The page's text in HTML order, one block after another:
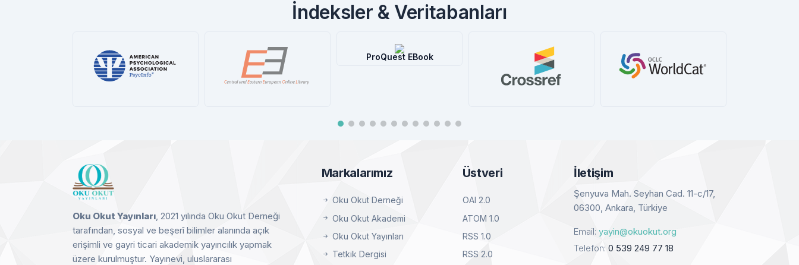
İndeksler & Veritabanları
ProQuest EBook
Central®
Detay
Crossref
Oku Okut Yayınları, 2021 yılında Oku Okut Derneği
tarafından, sosyal ve beşerî bilimler alanında açık
erişimli ve gayri ticari akademik yayıncılık yapmak
üzere kurulmuştur. Yayınevi, uluslararası
Markalarımız
Oku Okut Derneği
Oku Okut Akademi
Oku Okut Yayınları
Tetkik Dergisi
Üstveri
OAI 2.0
ATOM 1.0
RSS 1.0
RSS 2.0
İletişim
Şenyuva Mah. Seyhan Cad. 11-c/17,
06300, Ankara, Türkiye
Email: yayin@okuokut.org
Telefon: 0 539 249 77 18